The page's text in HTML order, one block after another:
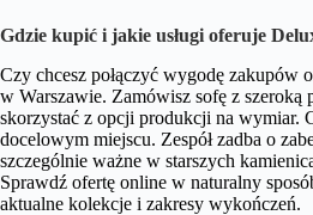
Gdzie kupić i jakie usługi oferuje
Czy chcesz połączyć wygodę
w Warszawie. Zamówisz sofę z szeroką
skorzystać z opcji produkcji na wymiar.
docelowym miejscu. Zespół zadba o
szczególnie ważne w starszych
Sprawdź ofertę online w naturalny
aktualne kolekcje i zakresy wykończeń.